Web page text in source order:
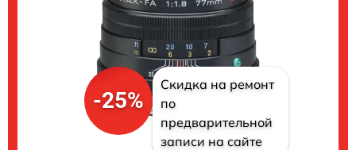
-25%
Скидка на ремонт
по
предварительной
записи на сайте